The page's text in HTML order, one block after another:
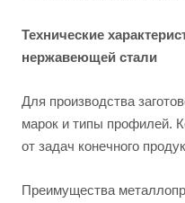
Технические
нержавеющей стали
Для производства
марок и типы профилей.
от задач конечного
Преимущества